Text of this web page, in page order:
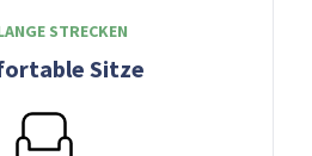
STRECKEN
Sitze